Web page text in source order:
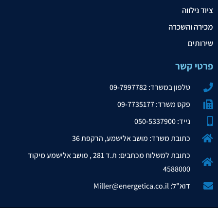
ציוד נילווה
מכירה והשכרה
שירותים
פרטי קשר
טלפון במשרד: 09-7997782
פקס משרד: 09-7735177
נייד: 050-5337900
כתובת משרד: מושב אלישמע, הרקפת 36
כתובת למשלוח מכתבים: ת.ד 281 , מושב אלישמע מיקוד
4588000
דוא"ל: Miller@energetica.co.il